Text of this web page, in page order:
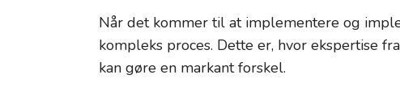
Når det kommer til at implementere og
kompleks proces. Dette er, hvor ekspertise
kan gøre en markant forskel.